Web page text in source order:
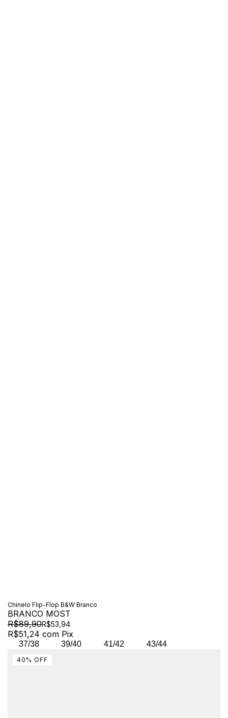
Chinelo Flip-Flop B&W Branco
BRANCO MOST
R$89,90R$53,94
R$51,24 com Pix
37/38 39/40 41/42 43/44
40 % OFF